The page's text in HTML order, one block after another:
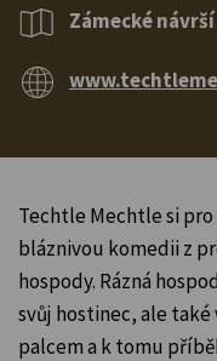
Zámecké
Techtle Mechtle si
bláznivou komedii z
hospody. Rázná
svůj hostinec, ale také
palcem a k tomu